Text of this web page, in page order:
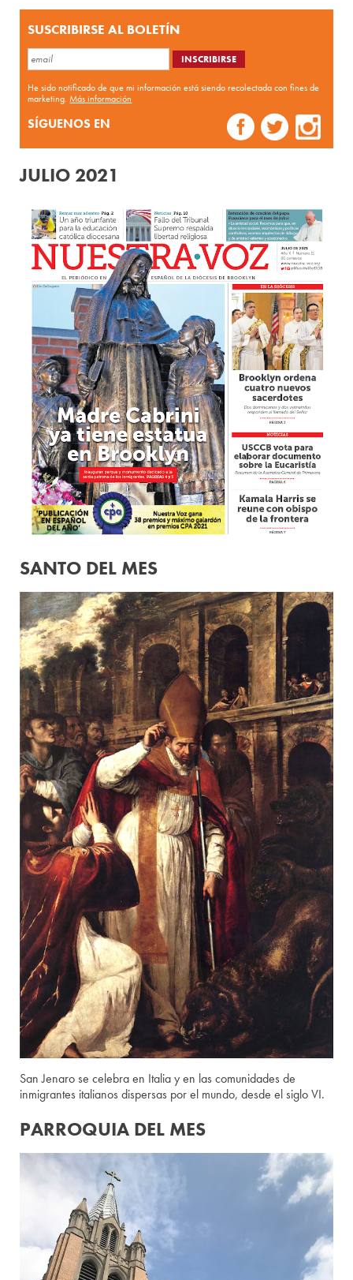
SUSCRIBIRSE AL BOLETÍN
He sido notificado de que mi información está siendo recolectada con fines de
marketing.Más información
SÍGUENOS EN
JULIO 2021
SANTO DEL MES
San Jenaro se celebra en Italia y en las comunidades de
inmigrantes italianos dispersas por el mundo, desde el siglo VI.
PARROQUIA DEL MES